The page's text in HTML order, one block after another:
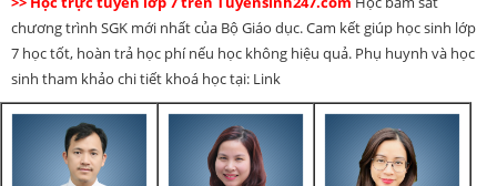
chương trình SGK mới nhất của Bộ Giáo dục. Cam kết giúp học sinh lớp
7 học tốt, hoàn trả học phí nếu học không hiệu quả. Phụ huynh và học
sinh tham khảo chi tiết khoá học tại: Link